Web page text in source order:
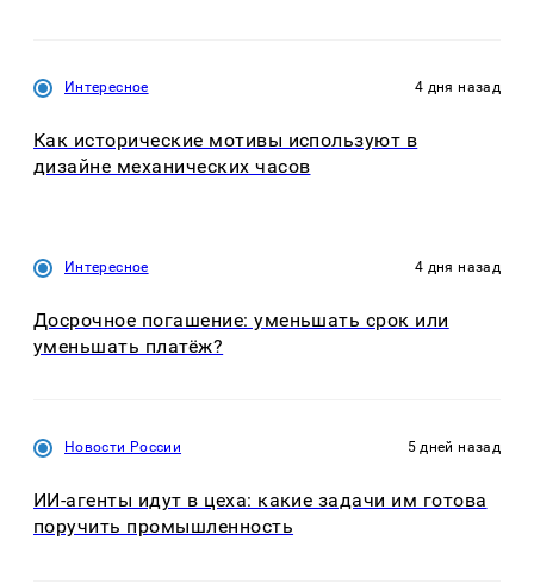
Интересное 4 дня назад
Как исторические мотивы используют в
дизайне механических часов
Интересное 4 дня назад
Досрочное погашение: уменьшать срок или
уменьшать платёж?
Новости России 5 дней назад
ИИ-агенты идут в цеха: какие задачи им готова
поручить промышленность